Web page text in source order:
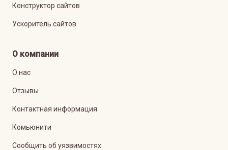
Конструктор сайтов
Ускоритель сайтов
О компании
О нас
Отзывы
Контактная информация
Комьюнити
Сообщить об уязвимостях